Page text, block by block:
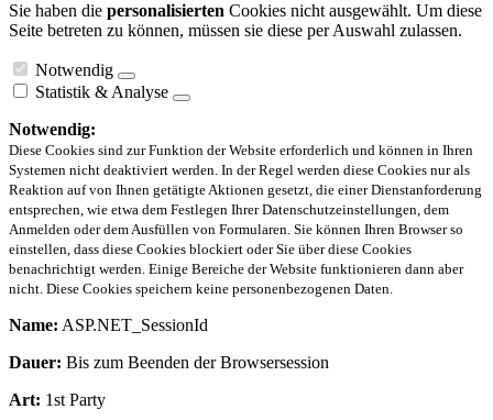
Sie haben die personalisierten Cookies nicht ausgewählt. Um diese
Seite betreten zu können, müssen sie diese per Auswahl zulassen.
Notwendig
Statistik & Analyse
Notwendig:
Diese Cookies sind zur Funktion der Website erforderlich und können in Ihren
Systemen nicht deaktiviert werden. In der Regel werden diese Cookies nur als
Reaktion auf von Ihnen getätigte Aktionen gesetzt, die einer Dienstanforderung
entsprechen, wie etwa dem Festlegen Ihrer Datenschutzeinstellungen, dem
Anmelden oder dem Ausfüllen von Formularen. Sie können Ihren Browser so
einstellen, dass diese Cookies blockiert oder Sie über diese Cookies
benachrichtigt werden. Einige Bereiche der Website funktionieren dann aber
nicht. Diese Cookies speichern keine personenbezogenen Daten.
Name: ASP.NET_SessionId
Dauer: Bis zum Beenden der Browsersession
Art: 1st Party